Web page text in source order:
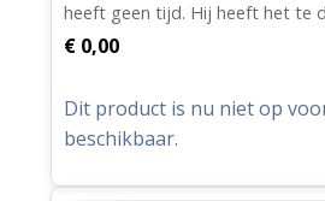
heeft geen tijd. Hij heeft het te
€ 0,00
Dit product is nu niet op
beschikbaar.